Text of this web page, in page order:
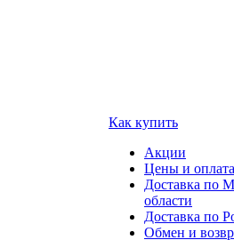
Как купить
Акции
Цены и оплата
Доставка по
области
Доставка по
Обмен и